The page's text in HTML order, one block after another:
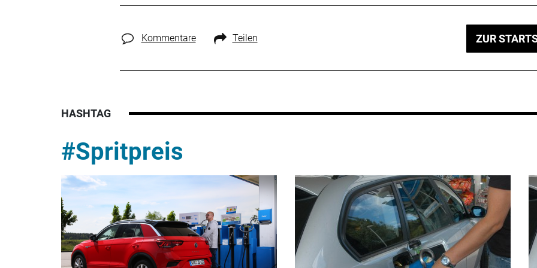
Kommentare Teilen ZUR
HASHTAG
#Spritpreis